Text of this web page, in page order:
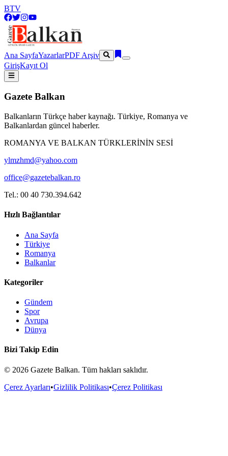
BTV
Ana SayfaYazarlarPDF Arşiv
GirişKayıt Ol
Gazete Balkan
Balkanların Türkçe haber kaynağı. Türkiye, Romanya ve
Balkanlardan güncel haberler.
ROMANYA VE BALKAN TÜRKLERİNİN SESİ
ylmzhmd@yahoo.com
office@gazetebalkan.ro
Tel.: 00 40 730.394.642
Hızlı Bağlantılar
Ana Sayfa
Türkiye
Romanya
Balkanlar
Kategoriler
Gündem
Spor
Avrupa
Dünya
Bizi Takip Edin
© 2026 Gazete Balkan. Tüm hakları saklıdır.
Çerez Ayarları•Gizlilik Politikası•Çerez Politikası